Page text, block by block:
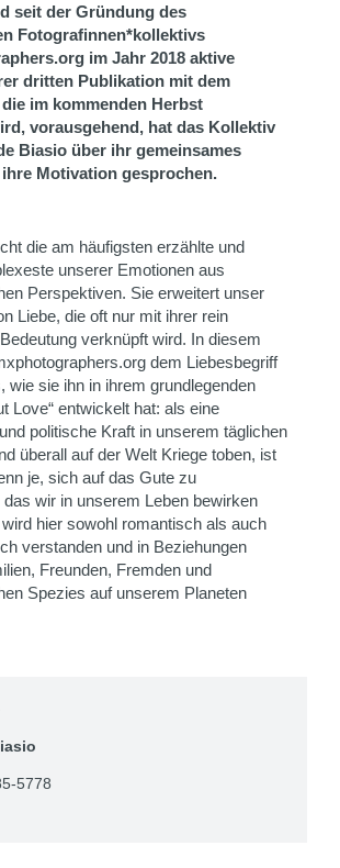
seit der Gründung des
Fotografinnen*kollektivs
im Jahr 2018 aktive
dritten Publikation mit dem
im kommenden Herbst
vorausgehend, hat das Kollektiv
Biasio über ihr gemeinsames
Motivation gesprochen.
die am häufigsten erzählte und
unserer Emotionen aus
Perspektiven. Sie erweitert unser
Liebe, die oft nur mit ihrer rein
verknüpft wird. In diesem
dem Liebesbegriff
wie sie ihn in ihrem grundlegenden
Love“ entwickelt hat: als eine
politische Kraft in unserem täglichen
überall auf der Welt Kriege toben, ist
je, sich auf das Gute zu
wir in unserem Leben bewirken
hier sowohl romantisch als auch
verstanden und in Beziehungen
Freunden, Fremden und
Spezies auf unserem Planeten
5778